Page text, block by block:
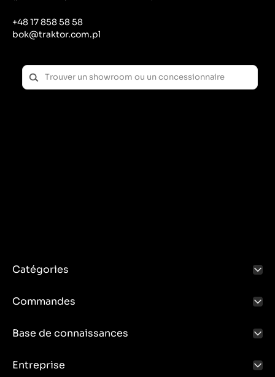
+48 17 858 58 58
bok@traktor.com.pl
Catégories
Commandes
Base de connaissances
Entreprise